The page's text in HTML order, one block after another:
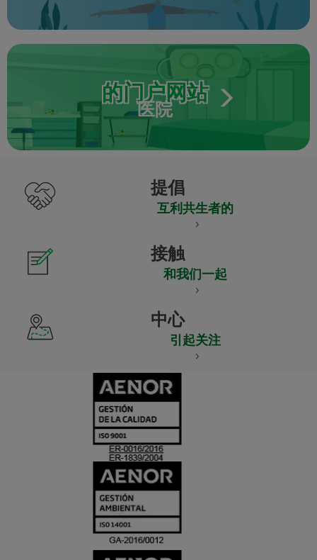
的门户网站
医院
提倡
互利共生者的
接触
和我们一起
中心
引起关注